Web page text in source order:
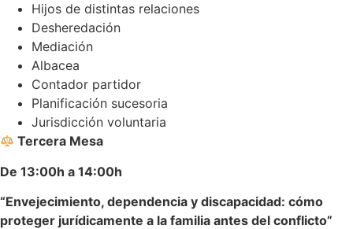
Hijos de distintas relaciones
Desheredación
Mediación
Albacea
Contador partidor
Planificación sucesoria
Jurisdicción voluntaria
Tercera Mesa
De 13:00h a 14:00h
“Envejecimiento, dependencia y discapacidad: cómo
proteger jurídicamente a la familia antes del conflicto”